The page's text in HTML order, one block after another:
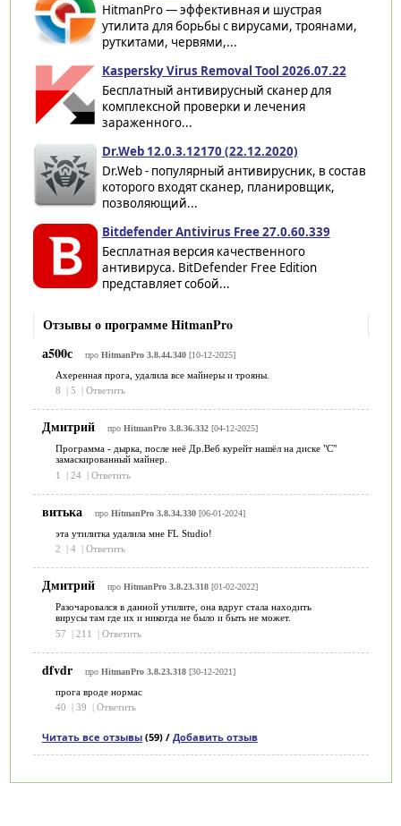
HitmanPro — эффективная и шустрая
утилита для борьбы с вирусами, троянами,
руткитами, червями,...
Kaspersky Virus Removal Tool 2026.07.22
Бесплатный антивирусный сканер для
комплексной проверки и лечения
зараженного...
Dr.Web 12.0.3.12170 (22.12.2020)
Dr.Web - популярный антивирусник, в состав
которого входят сканер, планировщик,
позволяющий...
Bitdefender Antivirus Free 27.0.60.339
Бесплатная версия качественного
антивируса. BitDefender Free Edition
представляет собой...
Отзывы о программе HitmanPro
а500с
про HitmanPro 3.8.44.340[10-12-2025]
Ахеренная прога, удалила все майнеры и трояны.
8
5 Ответить
Дмитрий про HitmanPro 3.8.36.332[04-12-2025]
Программа - дырка, после неё Др.Веб курейт нашёл на диске "С"
замаскированный майнер.
1
| 24 | Ответить
витька про HitmanPro 3.8.34.330[06-01-2024]
эта утилитка удалила мне FL Studio!
2
4 Ответить
Дмитрий про HitmanPro 3.8.23.318[01-02-2022]
Разочаровался в данной утилите, она вдруг стала находить
вирусы там где их и никогда не было и быть не может.
57
| 211 | Ответить
dfvdr про HitmanPro 3.8.23.318[30-12-2021]
прога вроде нормас
40
39 Ответить
Читать все отзывы(59) / Добавить отзыв